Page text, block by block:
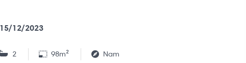
15/12/2023
2 98m² Nam